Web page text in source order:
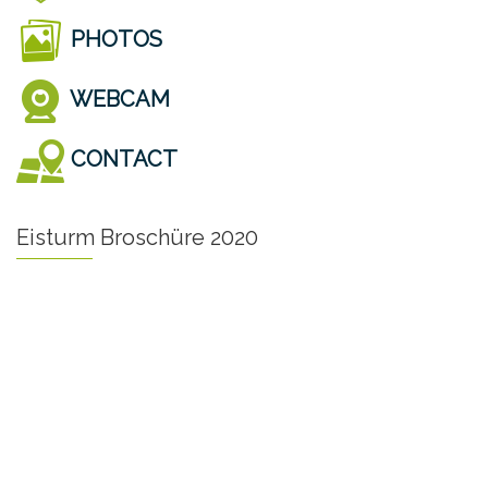
PHOTOS
WEBCAM
CONTACT
Eisturm Broschüre 2020